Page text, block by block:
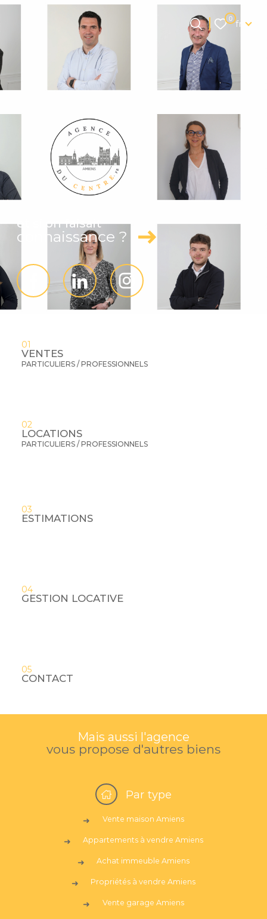
0 Langue
fr
et si on faisait
connaissance ?
01
VENTES
PARTICULIERS / PROFESSIONNELS
02
LOCATIONS
PARTICULIERS / PROFESSIONNELS
03
ESTIMATIONS
04
GESTION LOCATIVE
05
CONTACT
Mais aussi l'agence
vous propose d'autres biens
Par type
Vente maison Amiens
Appartements à vendre Amiens
Achat immeuble Amiens
Propriétés à vendre Amiens
Vente garage Amiens